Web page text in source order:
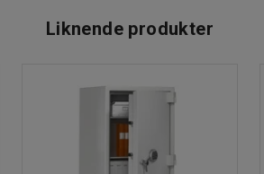
Liknende produkter